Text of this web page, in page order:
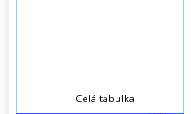
Celá tabulka